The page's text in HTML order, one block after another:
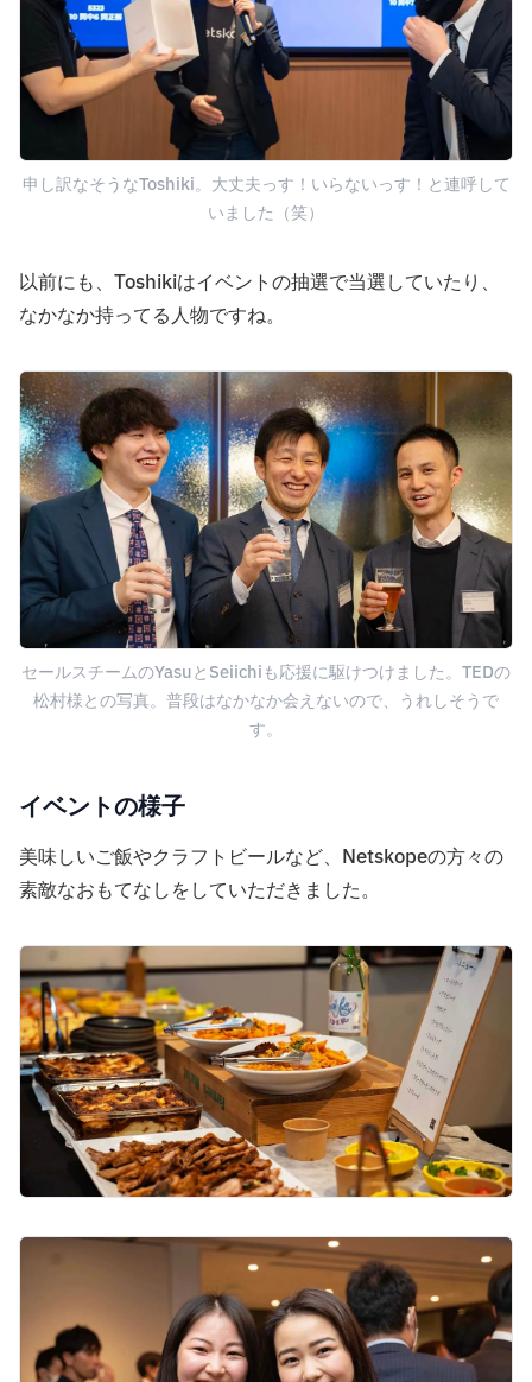
申し訳なそうなToshiki。大丈夫っす！いらないっす！と連呼して
いました（笑）
以前にも、Toshikiはイベントの抽選で当選していたり、
なかなか持ってる人物ですね。
セールスチームのYasuとSeiichiも応援に駆けつけました。TEDの
松村様との写真。普段はなかなか会えないので、うれしそうで
す。
イベントの様子
美味しいご飯やクラフトビールなど、Netskopeの方々の
素敵なおもてなしをしていただきました。